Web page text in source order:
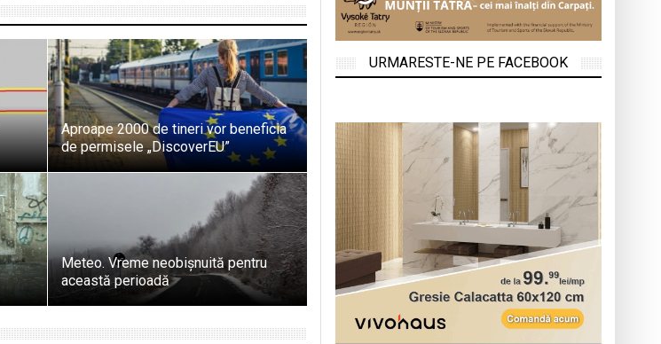
Aproape 2000 de tineri vor beneficia
de permisele „DiscoverEU”
Meteo. Vreme neobișnuită pentru
această perioadă
URMARESTE-NE PE FACEBOOK